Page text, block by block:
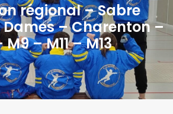
régional – Sabre
– Charenton –
M9 – M11 – M13